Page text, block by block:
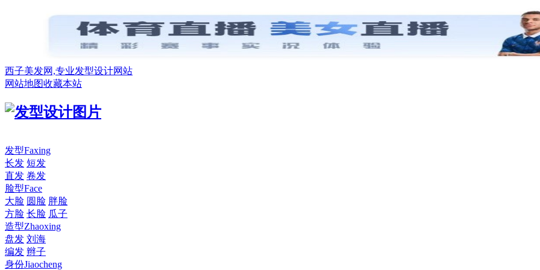
西子美发网,专业发型设计网站
网站地图收藏本站
发型Faxing
长发 短发
直发 卷发
脸型Face
大脸 圆脸 胖脸
方脸 长脸 瓜子
造型Zhaoxing
盘发 刘海
编发 辫子
身份Jiaocheng